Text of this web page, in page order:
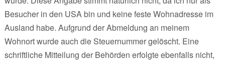
Besucher in den USA bin und keine feste Wohnadresse im
Ausland habe. Aufgrund der Abmeldung an meinem
Wohnort wurde auch die Steuernummer gelöscht. Eine
schriftliche Mitteilung der Behörden erfolgte ebenfalls nicht,